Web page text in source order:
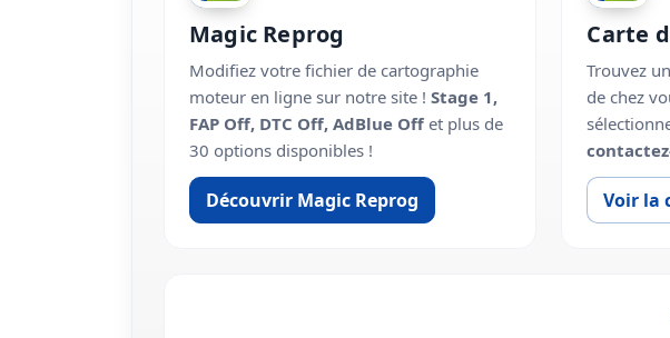
Magic Reprog
Modifiez votre fichier de cartographie
moteur en ligne sur notre site ! Stage 1,
FAP Off, DTC Off, AdBlue Off et plus de
30 options disponibles !
Découvrir Magic Reprog
Carte
Trouvez
de chez
Voir la